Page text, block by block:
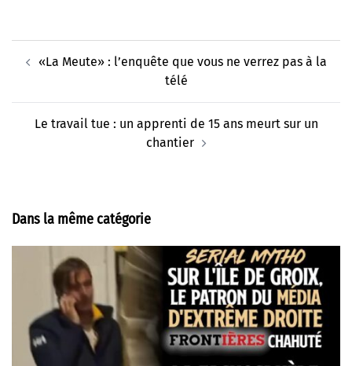
d’article
«La Meute» : l’enquête que vous ne verrez pas à la
télé
Le travail tue : un apprenti de 15 ans meurt sur un
chantier
Dans la même catégorie